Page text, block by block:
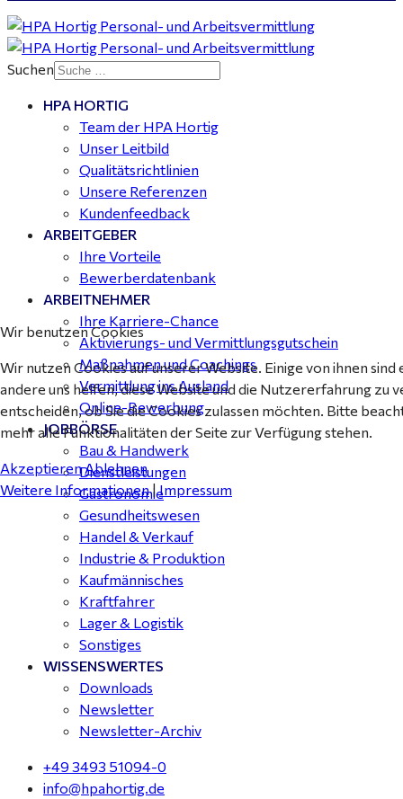
25
Mitarbeiter Wohnungssanierung / Maler (m/w/d)
Dessau-Roßlau - ab 18,00 €
Suchen
HPA HORTIG
Team der HPA Hortig
Unser Leitbild
Qualitätsrichtlinien
Unsere Referenzen
Kundenfeedback
ARBEITGEBER
Ihre Vorteile
Bewerberdatenbank
ARBEITNEHMER
Ihre Karriere-Chance
Aktivierungs- und Vermittlungsgutschein
Maßnahmen und Coachings
Vermittlung ins Ausland
Online-Bewerbung
JOBBÖRSE
Bau & Handwerk
Dienstleistungen
Gastronomie
Gesundheitswesen
Handel & Verkauf
Industrie & Produktion
Kaufmännisches
Kraftfahrer
Lager & Logistik
Sonstiges
WISSENSWERTES
Downloads
Newsletter
Newsletter-Archiv
+49 3493 51094-0
info@hpahortig.de
Wir benutzen Cookies
Wir nutzen Cookies auf unserer Website. Einige von ihnen
andere uns helfen, diese Website und die Nutzererfahrung zu
entscheiden, ob Sie die Cookies zulassen möchten. Bitte
mehr alle Funktionalitäten der Seite zur Verfügung stehen.
AkzeptierenAblehnen
Weitere Informationen|Impressum